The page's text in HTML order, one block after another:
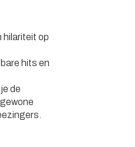
hilariteit op
hits en
de